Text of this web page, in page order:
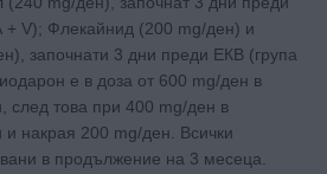
+ V); Флекайнид (200 mg/ден) и
започнати 3 дни преди ЕКВ (група
е в доза от 600 mg/ден в
след това при 400 mg/ден в
накрая 200 mg/ден. Всички
в продължение на 3 месеца.